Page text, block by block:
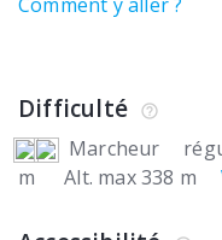
Difficulté
Marcheur
m
Alt. max 338 m